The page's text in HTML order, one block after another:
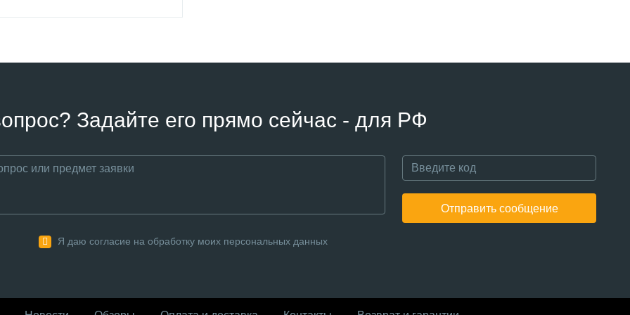
Задайте его прямо сейчас - для РФ
Отправить сообщение
Я даю согласие на обработку моих персональных данных